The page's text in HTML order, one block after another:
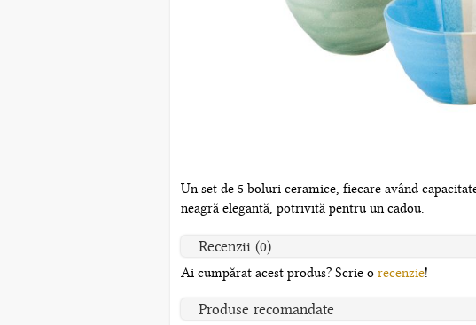
Un set de 5 boluri ceramice, fiecare având
neagră elegantă, potrivită pentru un cadou.
Recenzii (0)
Ai cumpărat acest produs? Scrie o recenzie!
Produse recomandate